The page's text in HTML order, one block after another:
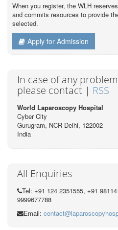
When you register, the WLH
and commits resources to provide
selected.
Apply for Admission
In case of any
please contact | RSS
World Laparoscopy Hospital
Cyber City
Gurugram, NCR Delhi, 122002
India
All Enquiries
Tel: +91 124 2351555, +91
9999677788
Email: